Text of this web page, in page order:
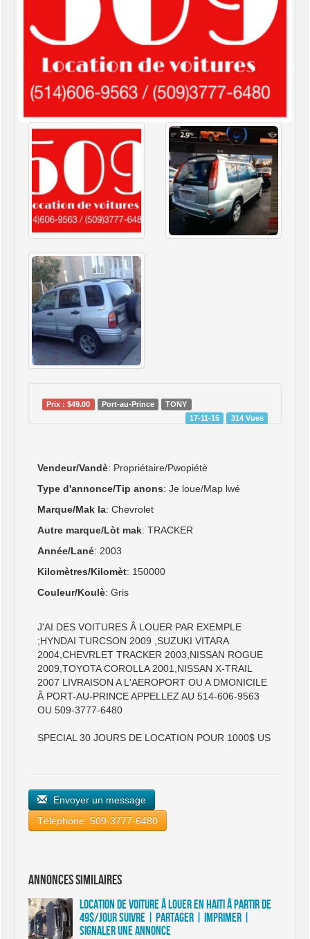
Prix : $49.00 Port-au-Prince
TONY
17-11-15
314 Vues
Vendeur/Vandè: Propriétaire/Pwopiétè
Type d'annonce/Tip anons: Je loue/Map lwé
Marque/Mak la: Chevrolet
Autre marque/Lòt mak: TRACKER
Année/Lané: 2003
Kilomètres/Kilomèt: 150000
Couleur/Koulè: Gris
J'AI DES VOITURES Â LOUER PAR EXEMPLE
;HYNDAI TURCSON 2009 ,SUZUKI VITARA
2004,CHEVRLET TRACKER 2003,NISSAN ROGUE
2009,TOYOTA COROLLA 2001,NISSAN X-TRAIL
2007 LIVRAISON A L'AEROPORT OU A DMONICILE
Â PORT-AU-PRINCE APPELLEZ AU 514-606-9563
OU 509-3777-6480
SPECIAL 30 JOURS DE LOCATION POUR 1000$ US
Envoyer un message
Téléphone: 509-3777-6480
Annonces similaires
LOCATION DE VOITURE Â LOUER EN HAITI Â PARTIR DE
49$/JOUR Suivre | Partager | Imprimer |
Signaler une annonce